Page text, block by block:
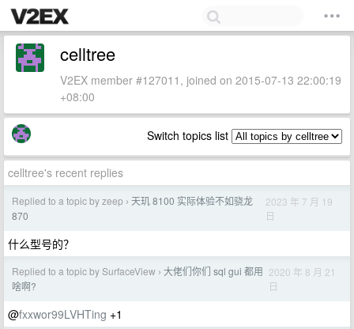
celltree
V2EX member #127011, joined on 2015-07-13 22:00:19
+08:00
Switch topics list
celltree's recent replies
Replied to a topic by zeep › 天玑 8100 实际体验不如骁龙
870
2023 年 7 月 19
日
什么型号的？
Replied to a topic by SurfaceView › 大佬们你们 sql gui 都用
啥啊?
2020 年 8 月 21
日
@fxxwor99LVHTing +1